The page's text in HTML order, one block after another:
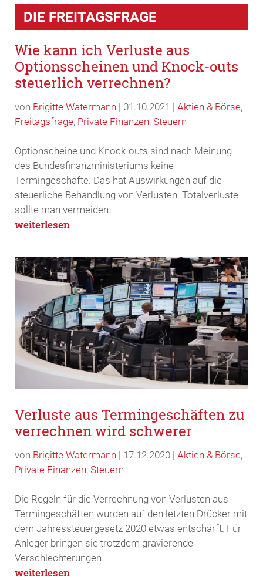
Wie kann ich Verluste aus
Optionsscheinen und Knock-outs
steuerlich verrechnen?
von Brigitte Watermann | 01.10.2021 | Aktien & Börse,
Freitagsfrage, Private Finanzen, Steuern
Optionscheine und Knock-outs sind nach Meinung
des Bundesfinanzministeriums keine
Termingeschäfte. Das hat Auswirkungen auf die
steuerliche Behandlung von Verlusten. Totalverluste
sollte man vermeiden.
weiterlesen
Verluste aus Termingeschäften zu
verrechnen wird schwerer
von Brigitte Watermann | 17.12.2020| Aktien & Börse,
Private Finanzen, Steuern
Die Regeln für die Verrechnung von Verlusten aus
Termingeschäften wurden auf den letzten Drücker mit
dem Jahressteuergesetz 2020 etwas entschärft. Für
Anleger bringen sie trotzdem gravierende
Verschlechterungen.
weiterlesen